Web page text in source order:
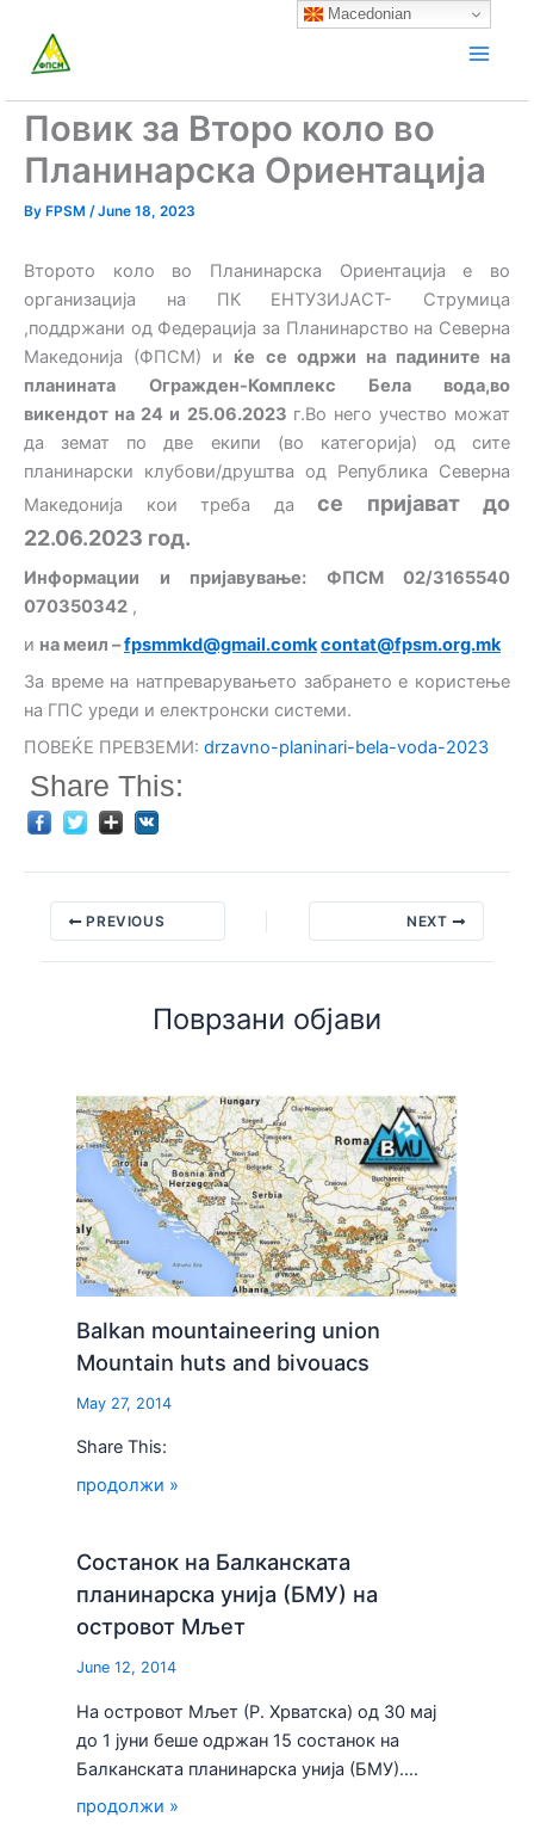
content
Повик за Второ коло во
Планинарска Ориентација
By FPSM /June 18, 2023
Второто коло во Планинарска Ориентација е во
организација на ПК ЕНТУЗИЈАСТ- Струмица
,поддржани од Федерација за Планинарство на Северна
Македонија (ФПСМ) и ќе се одржи на падините на
планината
Огражден-Комплекс Бела вода,во
викендот на 24 и 25.06.2023 г.Во него учество можат
да земат по две екипи (во категорија) од сите
планинарски клубови/друштва од Република Северна
Македонија кои треба да се
пријават до
22.06.2023 год.
Информации и пријавување: ФПСМ 02/3165540
070350342 ,
и на меил –fpsmmkd@gmail.comkcontat@fpsm.org.mk
За време на натпреварувањето забрането е користење
на ГПС уреди и електронски системи.
ПОВЕЌЕ ПРЕВЗЕМИ: drzavno-planinari-bela-voda-2023
Share This:
PREVIOUS NEXT
Поврзани објави
Balkan mountaineering union
Mountain huts and bivouacs
May 27, 2014
Share This:
продолжи »
Состанок на Балканската
планинарска унија (БМУ) на
островот Мљет
June 12, 2014
На островот Мљет (Р. Хрватска) од 30 мај
до 1 јуни беше одржан 15 состанок на
Балканската планинарска унија (БМУ).…
продолжи »
Macedonian